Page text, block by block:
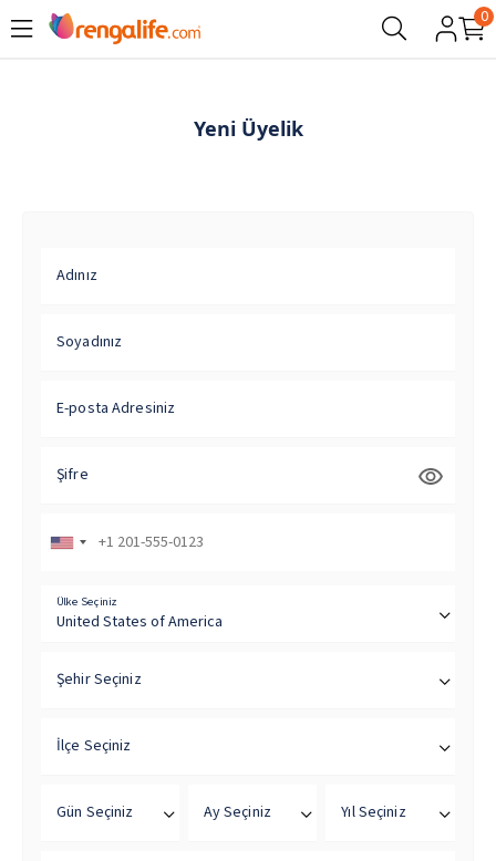
0
Yeni Üyelik
Adınız
Soyadınız
E-posta Adresiniz
Şifre
Ülke Seçiniz
Şehir Seçiniz
İlçe Seçiniz
Gün Seçiniz Ay Seçiniz Yıl Seçiniz